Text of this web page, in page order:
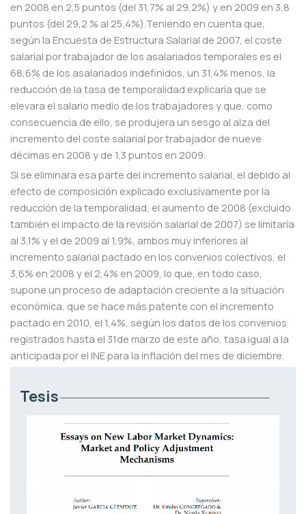
en 2008 en 2,5 puntos (del 31,7% al 29,2%) y en 2009 en 3,8
puntos (del 29,2 % al 25,4%).Teniendo en cuenta que,
según la Encuesta de Estructura Salarial de 2007, el coste
salarial por trabajador de los asalariados temporales es el
68,6% de los asalariados indefinidos, un 31,4% menos, la
reducción de la tasa de temporalidad explicaría que se
elevara el salario medio de los trabajadores y que, como
consecuencia de ello, se produjera un sesgo al alza del
incremento del coste salarial por trabajador de nueve
décimas en 2008 y de 1,3 puntos en 2009.
Si se eliminara esa parte del incremento salarial, el debido al
efecto de composición explicado exclusivamente por la
reducción de la temporalidad, el aumento de 2008 (excluido
también el impacto de la revisión salarial de 2007) se limitaría
al 3,1% y el de 2009 al 1,9%, ambos muy inferiores al
incremento salarial pactado en los convenios colectivos, el
3,6% en 2008 y el 2,4% en 2009, lo que, en todo caso,
supone un proceso de adaptación creciente a la situación
económica, que se hace más patente con el incremento
pactado en 2010, el 1,4%, según los datos de los convenios
registrados hasta el 31de marzo de este año, tasa igual a la
anticipada por el INE para la inflación del mes de diciembre.
Tesis